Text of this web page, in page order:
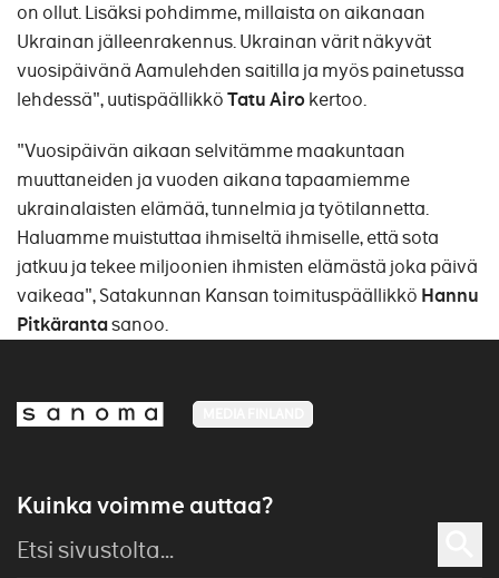
on ollut. Lisäksi pohdimme, millaista on aikanaan
Ukrainan jälleenrakennus. Ukrainan värit näkyvät
vuosipäivänä Aamulehden saitilla ja myös painetussa
lehdessä", uutispäällikköTatu Airokertoo.
"Vuosipäivän aikaan selvitämme maakuntaan
muuttaneiden ja vuoden aikana tapaamiemme
ukrainalaisten elämää, tunnelmia ja työtilannetta.
Haluamme muistuttaa ihmiseltä ihmiselle, että sota
jatkuu ja tekee miljoonien ihmisten elämästä joka päivä
vaikeaa", Satakunnan Kansan toimituspäällikkö Hannu
Pitkärantasanoo.
Kuinka voimme auttaa?